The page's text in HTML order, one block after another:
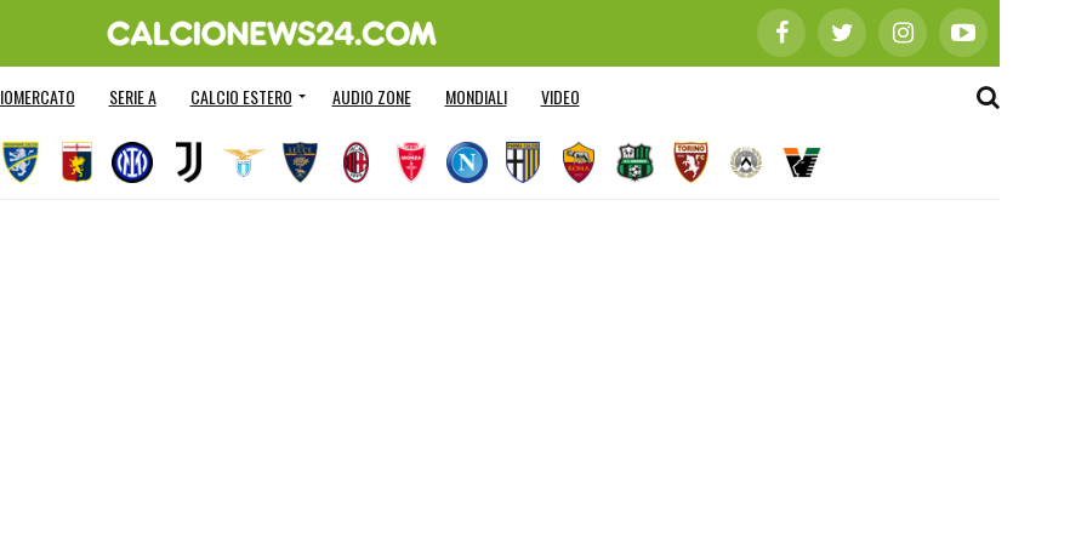
SERIE A CALCIO ESTERO AUDIO ZONE MONDIALI VIDEO